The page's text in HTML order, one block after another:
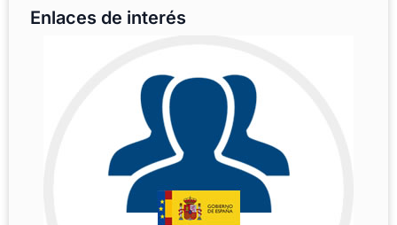
Enlaces de interés